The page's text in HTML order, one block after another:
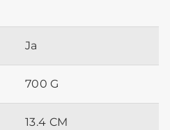
Ja
700 G
13.4 CM